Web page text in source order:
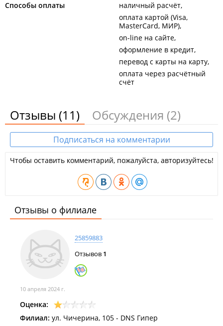
Способы оплаты
наличный расчёт
оплата картой (Visa,
MasterCard, МИР)
on-line на сайте
оформление в кредит
перевод с карты на карту
оплата через расчётный
счёт
Отзывы (11) Обсуждения (2)
Подписаться на комментарии
Чтобы оставить комментарий, пожалуйста, авторизуйтесь!
Отзывы о филиале
25859883
Отзывов 1
10 апреля 2024 г.
Оценка:
Филиал: ул. Чичерина, 105 - DNS Гипер